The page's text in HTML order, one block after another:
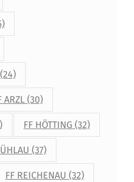
ARZL (30)
FF HÖTTING (32)
(37)
FF REICHENAU (32)